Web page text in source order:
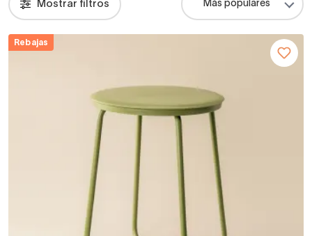
Mostrar filtros
Rebajas